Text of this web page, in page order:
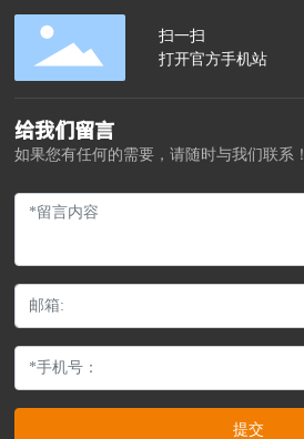
扫一扫
打开官方手机站
给我们留言
如果您有任何的需要，请随时与我们联系！
提交